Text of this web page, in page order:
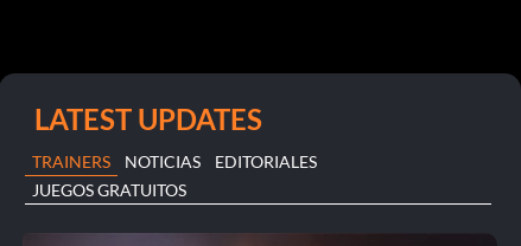
LATEST UPDATES
TRAINERS NOTICIAS
EDITORIALES
JUEGOS GRATUITOS